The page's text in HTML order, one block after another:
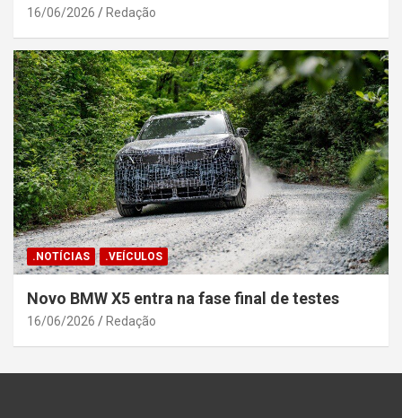
16/06/2026 Redação
.NOTÍCIAS .VEÍCULOS
Novo BMW X5 entra na fase final de testes
16/06/2026 Redação